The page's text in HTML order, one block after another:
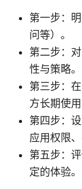
第一步：
问等）。
第二步：
性与策略。
第三步：
方长期使
第四步：
应用权限
第五步：
定的体验。